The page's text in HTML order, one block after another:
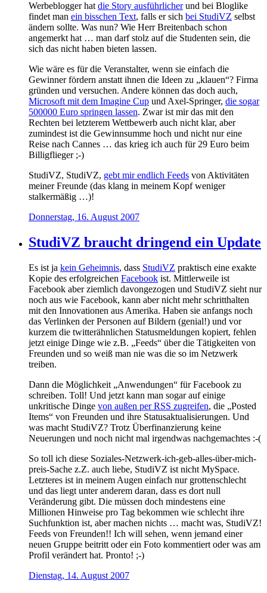
Werbeblogger hat die Story ausführlicherund bei Bloglike
findet man ein bisschen Text, falls er sich bei StudiVZ selbst
ändern sollte. Was nun? Wie Herr Breitenbach schon
angemerkt hat … man darf stolz auf die Studenten sein, die
sich das nicht haben bieten lassen.
Wie wäre es für die Veranstalter, wenn sie einfach die
Gewinner fördern anstatt ihnen die Ideen zu „klauen“? Firma
gründen und versuchen. Andere können das doch auch,
Microsoft mit dem Imagine Cup und Axel-Springer, die sogar
500000 Euro springen lassen. Zwar ist mir das mit den
Rechten bei letzterem Wettbewerb auch nicht klar, aber
zumindest ist die Gewinnsumme hoch und nicht nur eine
Reise nach Cannes … das krieg ich auch für 29 Euro beim
Billigflieger ;-)
StudiVZ, StudiVZ, gebt mir endlich Feeds von Aktivitäten
meiner Freunde (das klang in meinem Kopf weniger
stalkermäßig …)!
Donnerstag, 16. August 2007
StudiVZ braucht dringend ein Update
Es ist ja kein Geheimnis, dass StudiVZ praktisch eine exakte
Kopie des erfolgreichen Facebook ist. Mittlerweile ist
Facebook aber ziemlich davongezogen und StudiVZ sieht nur
noch aus wie Facebook, kann aber nicht mehr schritthalten
mit den Innovationen aus Amerika. Haben sie anfangs noch
das Verlinken der Personen auf Bildern (genial!) und vor
kurzem die twitterähnlichen Statusmeldungen kopiert, fehlen
jetzt einige Dinge wie z.B. „Feeds“ über die Tätigkeiten von
Freunden und so weiß man nie was die so im Netzwerk
treiben.
Dann die Möglichkeit „Anwendungen“ für Facebook zu
schreiben. Toll! Und jetzt kann man sogar auf einige
unkritische Dinge von außen per RSS zugreifen, die „Posted
Items“ von Freunden und ihre Statusaktualisierungen. Und
was macht StudiVZ? Trotz Überfinanzierung keine
Neuerungen und noch nicht mal irgendwas nachgemachtes :-(
So toll ich diese Soziales-Netzwerk-ich-geb-alles-über-mich-
preis-Sache z.Z. auch liebe, StudiVZ ist nicht MySpace.
Letzteres ist in meinem Augen einfach nur grottenschlecht
und das liegt unter anderem daran, dass es dort null
Veränderung gibt. Die müssen doch mindestens eine
Millionen Hinweise pro Tag bekommen wie schlecht ihre
Suchfunktion ist, aber machen nichts … macht was, StudiVZ!
Feeds von Freunden!! Ich will sehen, wenn jemand einer
neuen Gruppe beitritt oder ein Foto kommentiert oder was am
Profil verändert hat. Pronto! ;-)
Dienstag, 14. August 2007